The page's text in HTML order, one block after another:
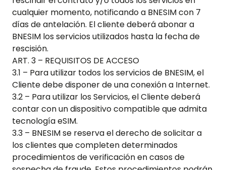
cualquier momento, notificando a BNESIM con 7
días de antelación. El cliente deberá abonar a
BNESIM los servicios utilizados hasta la fecha de
rescisión.
ART. 3 – REQUISITOS DE ACCESO
3.1 – Para utilizar todos los servicios de BNESIM, el
Cliente debe disponer de una conexión a Internet.
3.2 – Para utilizar los Servicios, el Cliente deberá
contar con un dispositivo compatible que admita
tecnología eSIM.
3.3 – BNESIM se reserva el derecho de solicitar a
los clientes que completen determinados
procedimientos de verificación en casos de